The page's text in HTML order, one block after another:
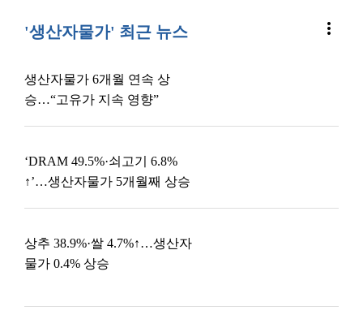
'생산자물가' 최근 뉴스 more_vert
생산자물가 6개월 연속 상
승…“고유가 지속 영향”
‘DRAM 49.5%·쇠고기 6.8%
↑’…생산자물가 5개월째 상승
상추 38.9%·쌀 4.7%↑…생산자
물가 0.4% 상승